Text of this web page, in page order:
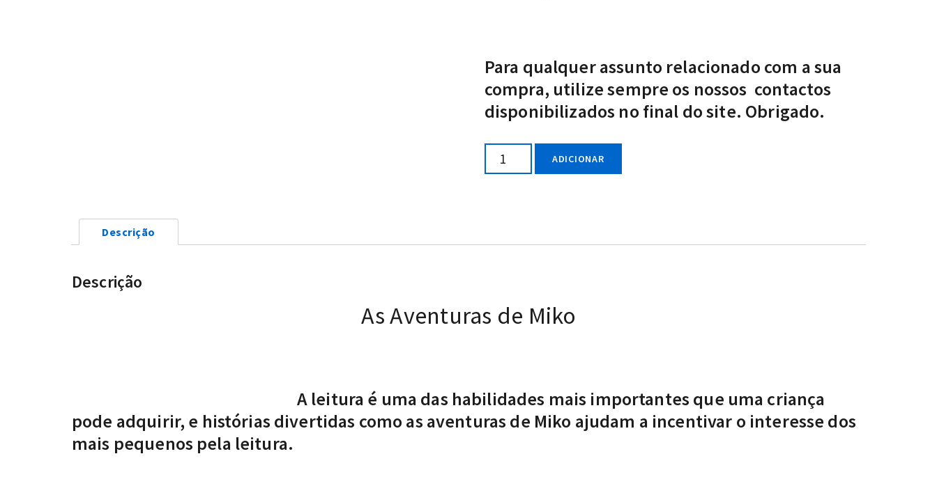
Para qualquer assunto relacionado com a sua
compra, utilize sempre os nossos contactos
disponibilizados no final do site. Obrigado.
ADICIONAR
Descrição
Descrição
As Aventuras de Miko
A leitura é uma das habilidades mais importantes que uma criança
pode adquirir, e histórias divertidas como as aventuras de Miko ajudam a incentivar o interesse dos
mais pequenos pela leitura.